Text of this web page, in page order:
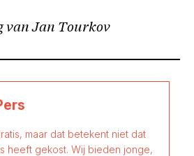
van Jan Tourkov
maar dat betekent niet dat
heeft gekost. Wij bieden jonge,